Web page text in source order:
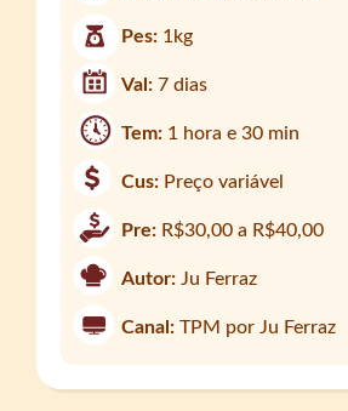
Pes: 1kg
Val:7 dias
Tem: 1 hora e 30 min
Cus: Preço variável
Pre: R$30,00 a R$40,00
Autor: Ju Ferraz
Canal: TPM por Ju Ferraz